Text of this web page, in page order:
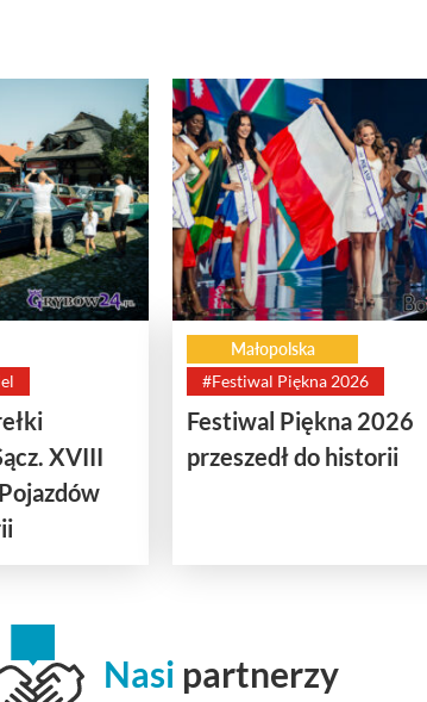
XVIII
Małopolska
#Festiwal Piękna 2026
Festiwal Piękna 2026
przeszedł do historii
Nasi partnerzy